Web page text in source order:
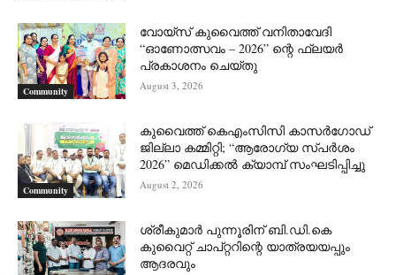
Community
വോയ്സ് കുവൈത്ത് വനിതാവേദി
“ഓണോത്സവം – 2026” ന്റെ ഫ്ലയർ
പ്രകാശനം ചെയ്തു
August 3, 2026
Community
കുവൈത്ത് കെഎംസിസി കാസർഗോഡ്
ജില്ലാ കമ്മിറ്റി; “ആരോഗ്യ സ്പർശം
2026” മെഡിക്കൽ ക്യാമ്പ് സംഘടിപ്പിച്ചു
August 2, 2026
ശ്രീകുമാർ പുന്നൂരിന് ബി.ഡി.കെ
കുവൈറ്റ് ചാപ്റ്ററിന്റെ യാത്രയയപ്പും
ആദരവും